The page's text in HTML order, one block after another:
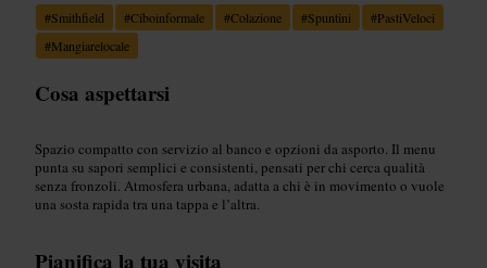
#Smithfield #Ciboinformale #Colazione #Spuntini #PastiVeloci
#Mangiarelocale
Cosa aspettarsi
Spazio compatto con servizio al banco e opzioni da asporto. Il menu
punta su sapori semplici e consistenti, pensati per chi cerca qualità
senza fronzoli. Atmosfera urbana, adatta a chi è in movimento o vuole
una sosta rapida tra una tappa e l’altra.
Pianifica la tua visita